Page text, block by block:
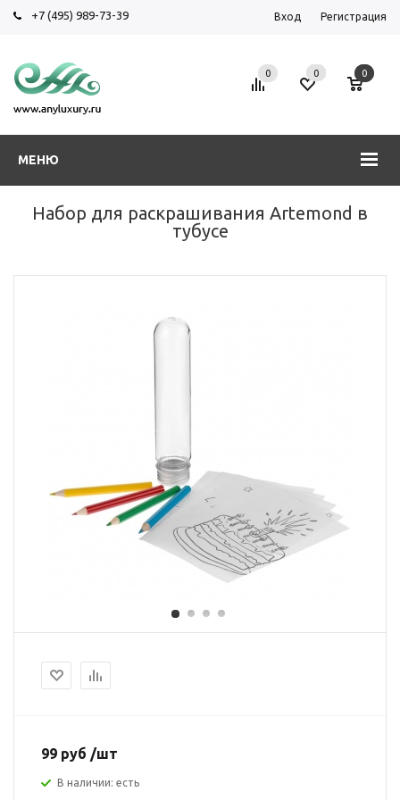
+7 (495) 989-73-39 Вход Регистрация
МЕНЮ
0 0 0
Набор для раскрашивания Artemond в
тубусе
99 руб /шт
В наличии: есть